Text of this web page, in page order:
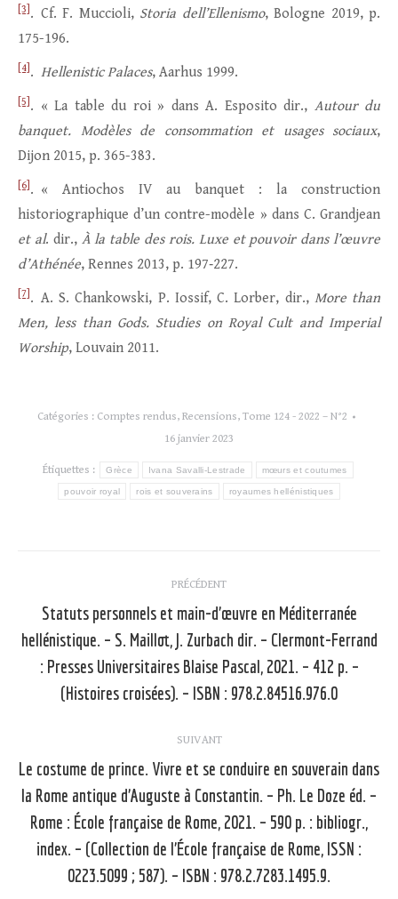
[3] . Cf. F. Muccioli, Storia dell’Ellenismo, Bologne 2019, p.
175-196.
[4] . Hellenistic Palaces, Aarhus 1999.
[5] . « La table du roi » dans A. Esposito dir., Autour du
banquet. Modèles de consommation et usages sociaux,
Dijon 2015, p. 365-383.
[6] . « Antiochos IV au banquet : la construction
historiographique d’un contre-modèle » dans C. Grandjean
et al. dir., À la table des rois. Luxe et pouvoir dans l’œuvre
d’Athénée, Rennes 2013, p. 197‑227.
[7] . A. S. Chankowski, P. Iossif, C. Lorber, dir., More than
Men, less than Gods. Studies on Royal Cult and Imperial
Worship, Louvain 2011.
Catégories : Comptes rendus, Recensions, Tome 124 - 2022 – N°2
16 janvier 2023
Étiquettes : Grèce Ivana Savalli-Lestrade mœurs et coutumes
pouvoir royal rois et souverains royaumes hellénistiques
article
PRÉCÉDENT
Article
précédent
:
Statuts personnels et main-d’œuvre en Méditerranée
hellénistique. – S. Maillot, J. Zurbach dir. – Clermont-Ferrand
: Presses Universitaires Blaise Pascal, 2021. – 412 p. –
(Histoires croisées). – ISBN : 978.2.84516.976.0
SUIVANT
Article
suivant
:
Le costume de prince. Vivre et se conduire en souverain dans
la Rome antique d’Auguste à Constantin. – Ph. Le Doze éd. –
Rome : École française de Rome, 2021. – 590 p. : bibliogr.,
index. – (Collection de l’École française de Rome, ISSN :
0223.5099 ; 587). – ISBN : 978.2.7283.1495.9.